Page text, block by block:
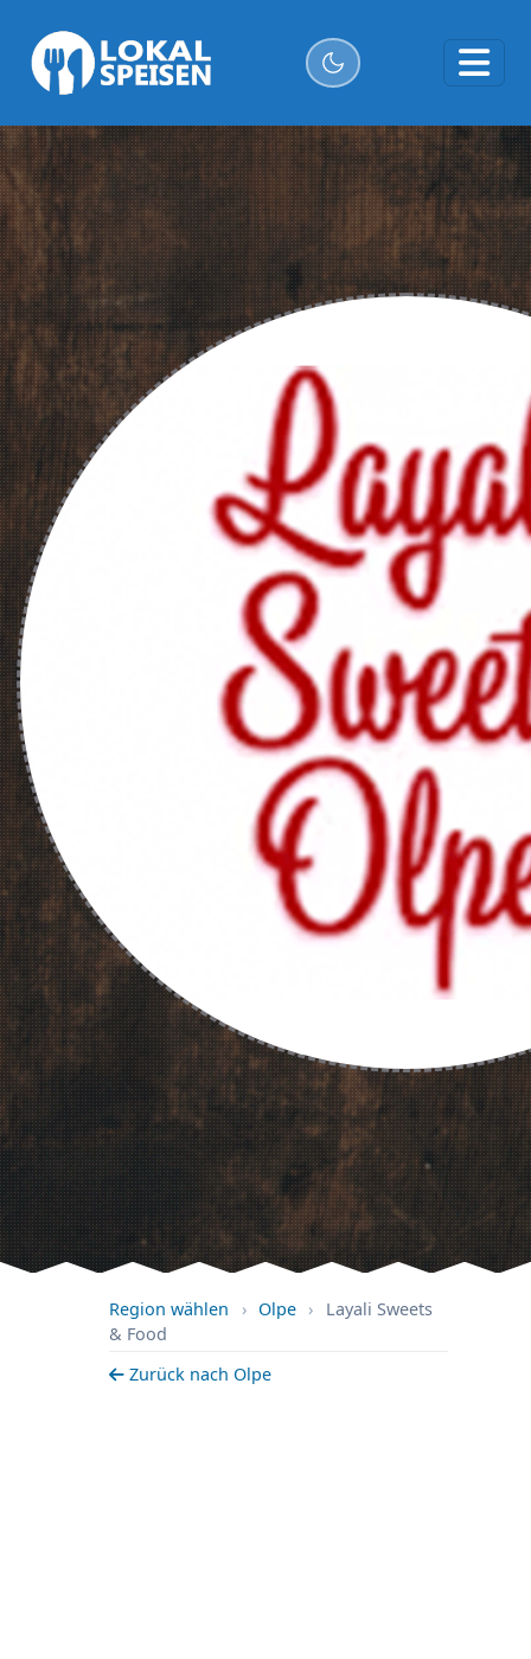
Region wählen › Olpe ›
Layali Sweets
& Food
Zurück nach Olpe